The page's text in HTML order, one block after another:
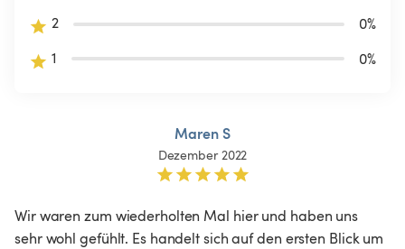
2
0%
1
0%
Maren S
Dezember 2022
Wir waren zum wiederholten Mal hier und haben uns
sehr wohl gefühlt. Es handelt sich auf den ersten Blick um